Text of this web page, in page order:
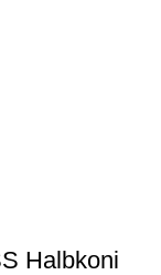
Halbkoni